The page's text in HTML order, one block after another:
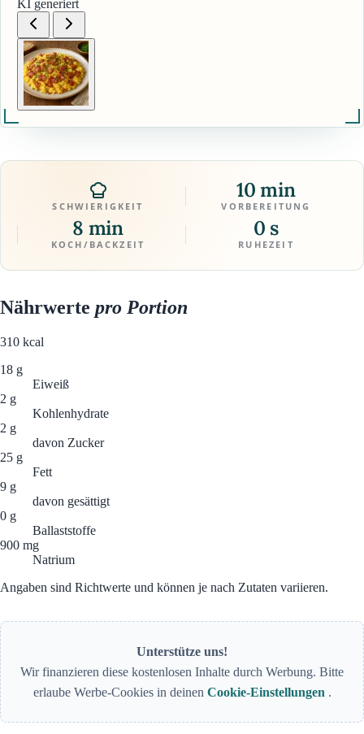
KI generiert
SCHWIERIGKEIT
10 min
VORBEREITUNG
8 min
KOCH/BACKZEIT
0 s
RUHEZEIT
Nährwerte pro Portion
310 kcal
18 g
Eiweiß
2 g
Kohlenhydrate
2 g
davon Zucker
25 g
Fett
9 g
davon gesättigt
0 g
Ballaststoffe
900 mg
Natrium
Angaben sind Richtwerte und können je nach Zutaten variieren.
Unterstütze uns!
Wir finanzieren diese kostenlosen Inhalte durch Werbung. Bitte
erlaube Werbe-Cookies in deinen Cookie-Einstellungen .